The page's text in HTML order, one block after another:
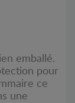
emballé.
pour
ce
une